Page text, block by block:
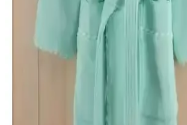
İşte Ephemeris ve Mira Home kapüşonlu
kullanıcı yorumları ve karşılaştırması. Hangi
daha uygun? Detaylar burada.
Soley %100 Pamuklu Kimono
Emicilik ve Konfor Sunan Doğal
Soley markasının %100 pamuklu kimono
ve şık tasarımıyla duş sonrası veya sabah